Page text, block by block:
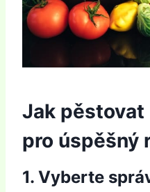
Jak
pro úspěšný
1. Vyberte